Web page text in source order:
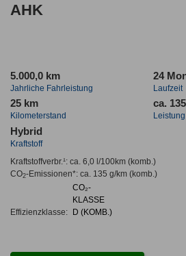
AHK
5.000,0 km
Jahrliche Fahrleistung
24
Laufzeit
25 km
Kilometerstand
ca.
Leistung
Hybrid
Kraftstoff
Kraftstoffverbr.¹: ca. 6,0 l/100km(komb.)
CO2-Emissionen*: ca. 135 g/km(komb.)
Effizienzklasse:
CO₂-
KLASSE
D (KOMB.)